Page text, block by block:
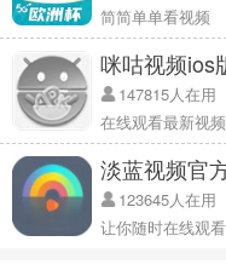
简简单单看视频
咪咕视频ios
147815人在用
在线观看最新视
淡蓝视频官
123645人在用
让你随时在线观